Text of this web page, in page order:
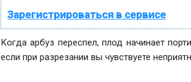
Зарегистрироваться в сервисе
Когда арбуз переспел, плод начинает
если при разрезании вы чувствуете